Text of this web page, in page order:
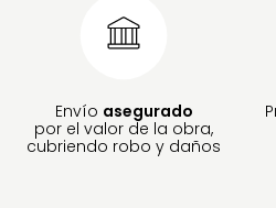
Envío asegurado
por el valor de la obra,
cubriendo robo y daños